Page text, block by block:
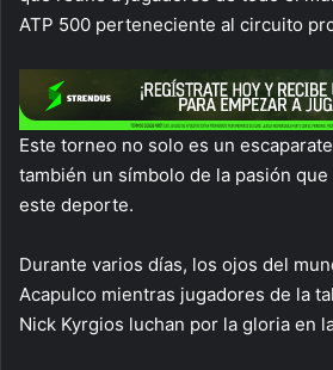
ATP 500 perteneciente al circuito
Este torneo no solo es un
también un símbolo de la pasión
este deporte.
Durante varios días, los ojos del
Acapulco mientras jugadores de la
Nick Kyrgios luchan por la gloria en